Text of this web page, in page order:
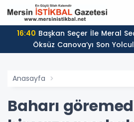
16:40
Öksüz Canova’yı Son
Anasayfa
Baharı